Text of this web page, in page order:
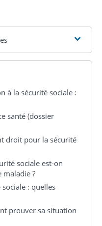
à la sécurité sociale :
santé (dossier
droit pour la sécurité
sociale est-on
maladie ?
: quelles
prouver sa situation